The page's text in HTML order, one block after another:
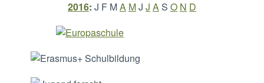
2016: J F MA MJ J AS O N D